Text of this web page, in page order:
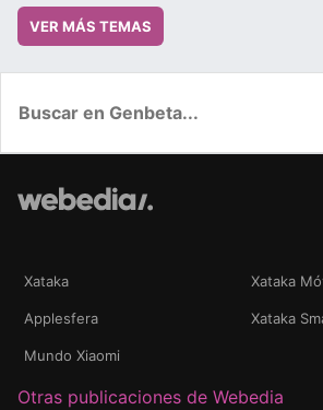
VER MÁS TEMAS
Xataka Xataka
Applesfera Xataka
Mundo Xiaomi
Otras publicaciones de Webedia